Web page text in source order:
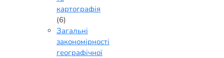
картографія
(6)
Загальні
закономірності
географічної